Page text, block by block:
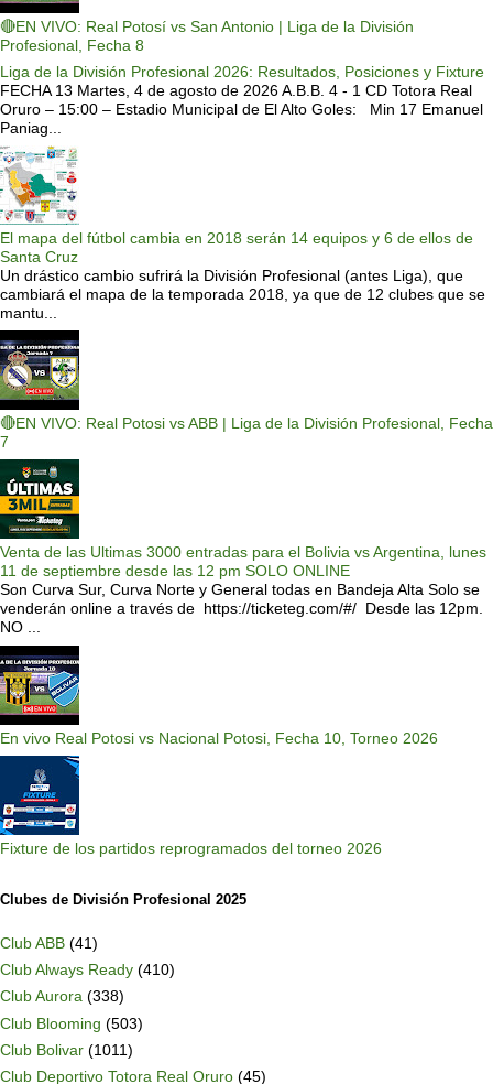
🔴EN VIVO: Real Potosí vs San Antonio | Liga de la División
Profesional, Fecha 8
Liga de la División Profesional 2026: Resultados, Posiciones y Fixture
FECHA 13 Martes, 4 de agosto de 2026 A.B.B. 4 - 1 CD Totora Real
Oruro – 15:00 – Estadio Municipal de El Alto Goles: Min 17 Emanuel
Paniag...
El mapa del fútbol cambia en 2018 serán 14 equipos y 6 de ellos de
Santa Cruz
Un drástico cambio sufrirá la División Profesional (antes Liga), que
cambiará el mapa de la temporada 2018, ya que de 12 clubes que se
mantu...
🔴EN VIVO: Real Potosi vs ABB | Liga de la División Profesional, Fecha
7
Venta de las Ultimas 3000 entradas para el Bolivia vs Argentina, lunes
11 de septiembre desde las 12 pm SOLO ONLINE
Son Curva Sur, Curva Norte y General todas en Bandeja Alta Solo se
venderán online a través de https://ticketeg.com/#/ Desde las 12pm.
NO ...
En vivo Real Potosi vs Nacional Potosi, Fecha 10, Torneo 2026
Fixture de los partidos reprogramados del torneo 2026
Clubes de División Profesional 2025
Club ABB (41)
Club Always Ready (410)
Club Aurora (338)
Club Blooming (503)
Club Bolivar (1011)
Club Deportivo Totora Real Oruro (45)